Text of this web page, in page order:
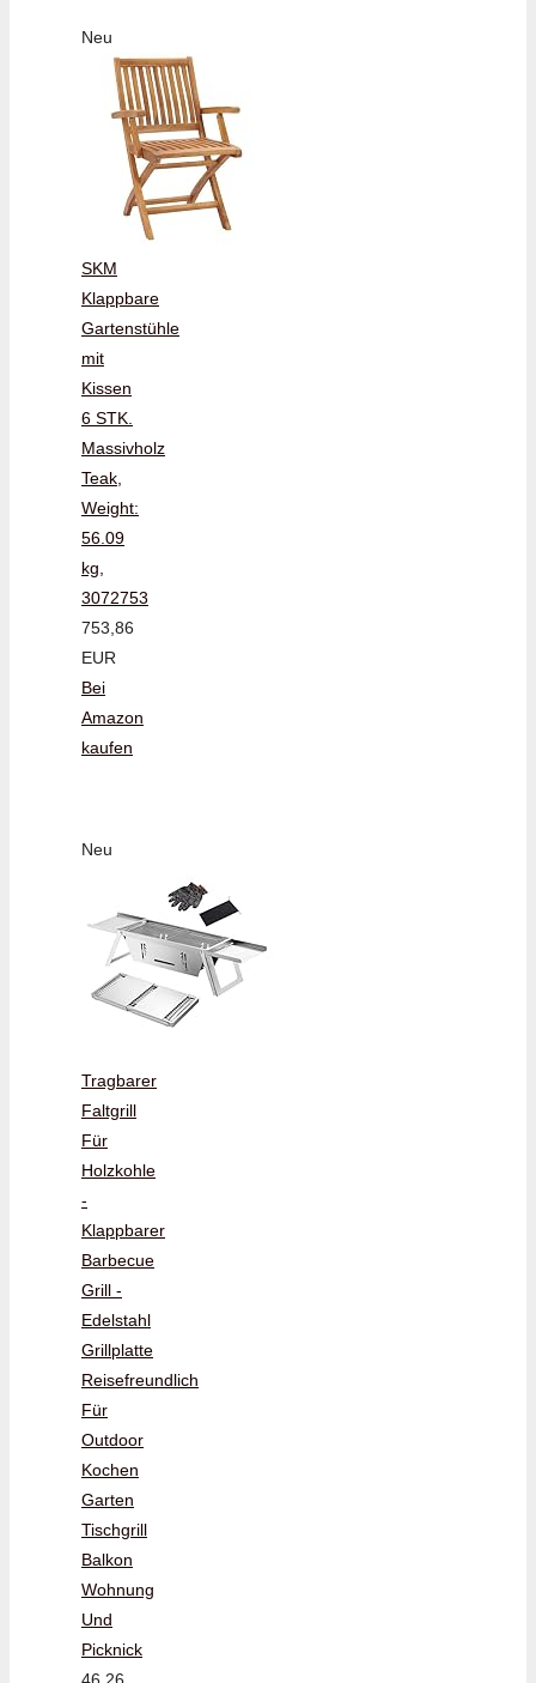
Neu
SKM
Klappbare
Gartenstühle
mit
Kissen
6 STK.
Massivholz
Teak,
Weight:
56.09
kg,
3072753
753,86
EUR
Bei
Amazon
kaufen
Neu
Tragbarer
Faltgrill
Für
Holzkohle
-
Klappbarer
Barbecue
Grill -
Edelstahl
Grillplatte
Reisefreundlich
Für
Outdoor
Kochen
Garten
Tischgrill
Balkon
Wohnung
Und
Picknick